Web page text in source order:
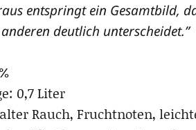
ent­springt ein Gesamt­bild,
deut­lich unterscheidet.”
0,7 Liter
Rauch, Frucht­no­ten,